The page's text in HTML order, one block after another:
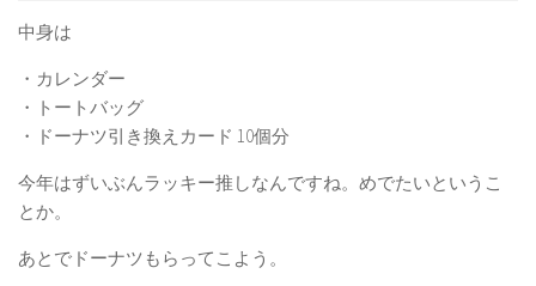
中身は
・カレンダー
・トートバッグ
・ドーナツ引き換えカード 10個分
今年はずいぶんラッキー推しなんですね。めでたいというこ
とか。
あとでドーナツもらってこよう。